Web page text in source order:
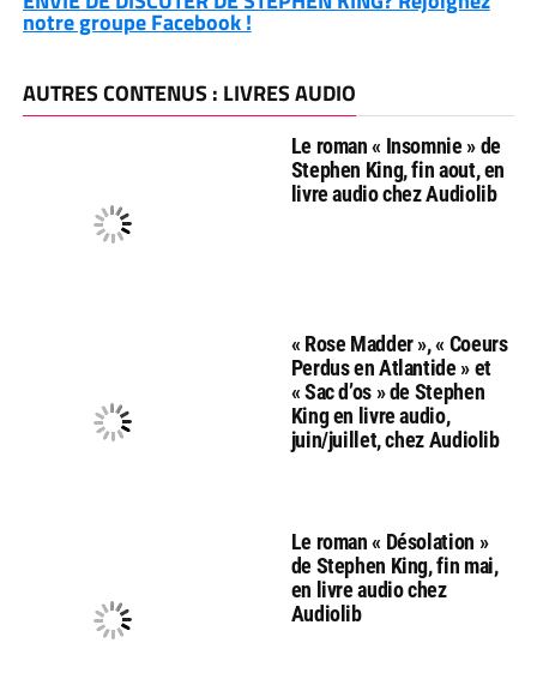
notre groupe Facebook !
AUTRES CONTENUS : LIVRES AUDIO
Le roman « Insomnie » de
Stephen King, fin aout, en
livre audio chez Audiolib
« Rose Madder », « Coeurs
Perdus en Atlantide » et
« Sac d’os » de Stephen
King en livre audio,
juin/juillet, chez Audiolib
Le roman « Désolation »
de Stephen King, fin mai,
en livre audio chez
Audiolib